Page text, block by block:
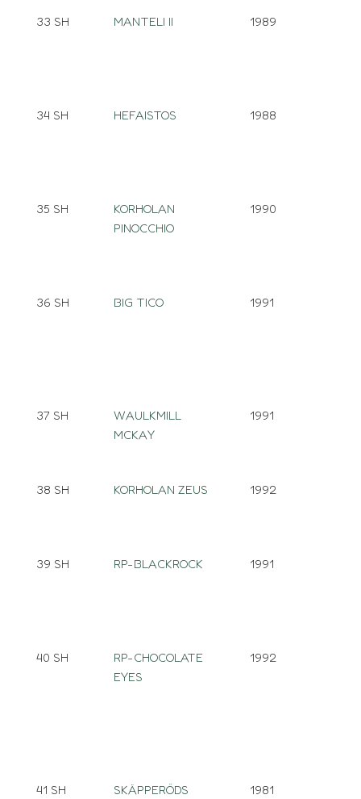
33 SH MANTELI II 1989
34 SH HEFAISTOS 1988
35 SH
KORHOLAN
PINOCCHIO
1990
36 SH BIG TICO 1991
37 SH
WAULKMILL
MCKAY
1991
38 SH KORHOLAN ZEUS 1992
39 SH RP-BLACKROCK 1991
40 SH
RP-CHOCOLATE
EYES
1992
41 SH
SKÄPPERÖDS
1981